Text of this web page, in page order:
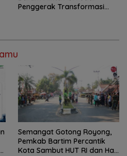
Penggerak Transformasi
Semangat Gotong Royong,
Pemkab Bartim Percantik
Kota Sambut HUT RI dan Hari